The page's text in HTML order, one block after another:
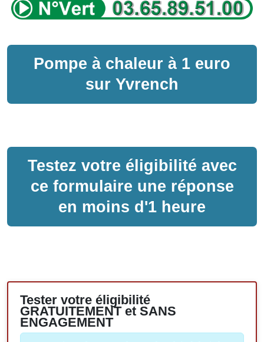
Pompe à chaleur à 1 euro
sur Yvrench
Testez votre éligibilité avec
ce formulaire une réponse
en moins d'1 heure
Tester votre éligibilité
GRATUITEMENT et SANS
ENGAGEMENT